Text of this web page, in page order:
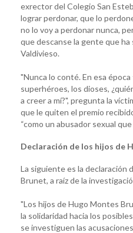
exrector del Colegio San
lograr perdonar, que lo
no lo voy a perdonar nunca,
que descanse la gente que ha
Valdivieso.
"Nunca lo conté. En esa
superhéroes, los dioses,
a creer a mí?", pregunta la
que le quiten el premio
“como un abusador sexual
Declaración de los hijos de
La siguiente es la declaración
Brunet, a raíz de la
"Los hijos de Hugo Montes
la solidaridad hacia los
se investiguen las